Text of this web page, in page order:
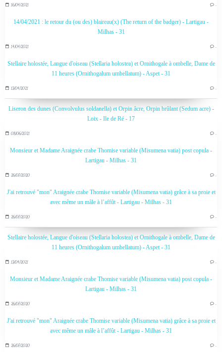
16/04/2021 …
14/04/2021 : le retour du (ou des) blaireau(x) (The return of the badger) - Lartigau -
Milhas - 31
14/04/2021 …
Stellaire holostée, Langue d'oiseau (Stellaria holostea) et Ornithogale à ombelle, Dame de
11 heures (Ornithogalum umbellatum) - Aspet - 31
13/04/2021 …
Liseron des dunes (Convolvulus soldanella) et Orpin âcre, Orpin brûlant (Sedum acre) -
Loix - Ile de Ré - 17
08/06/2021 …
Monsieur et Madame Araignée crabe Thomise variable (Misumena vatia) post copula -
Lartigau - Milhas - 31
26/07/2020 …
J'ai retrouvé "mon" Araignée crabe Thomise variable (Misumena vatia) grâce à sa proie et
avec même un mâle à l’affût - Lartigau - Milhas - 31
26/07/2020 …
Stellaire holostée, Langue d'oiseau (Stellaria holostea) et Ornithogale à ombelle, Dame de
11 heures (Ornithogalum umbellatum) - Aspet - 31
13/04/2021 …
Monsieur et Madame Araignée crabe Thomise variable (Misumena vatia) post copula -
Lartigau - Milhas - 31
26/07/2020 …
J'ai retrouvé "mon" Araignée crabe Thomise variable (Misumena vatia) grâce à sa proie et
avec même un mâle à l’affût - Lartigau - Milhas - 31
26/07/2020 …